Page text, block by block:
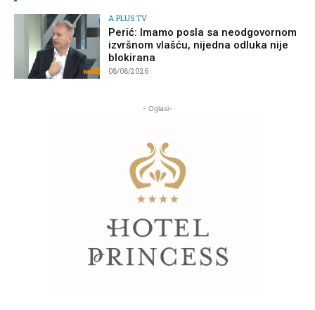
A PLUS TV
Perić: Imamo posla sa neodgovornom
izvršnom vlašću, nijedna odluka nije
blokirana
08/08/2026
- Oglasi-